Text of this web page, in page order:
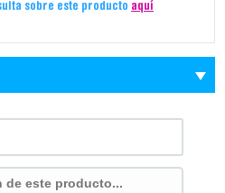
sobre este producto aquí